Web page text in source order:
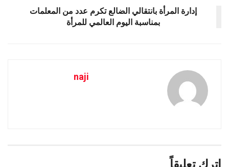
إدارة المرأة بانتقالي الضالع تكرم عدد من المعلمات
بمناسبة اليوم العالمي للمرأة
naji